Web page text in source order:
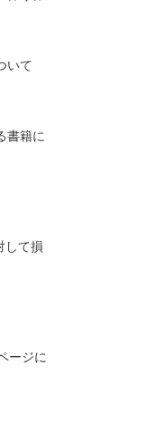
いて
書籍に
して損
ージに